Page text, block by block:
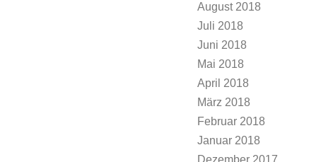
August 2018
Juli 2018
Juni 2018
Mai 2018
April 2018
März 2018
Februar 2018
Januar 2018
Dezember 2017